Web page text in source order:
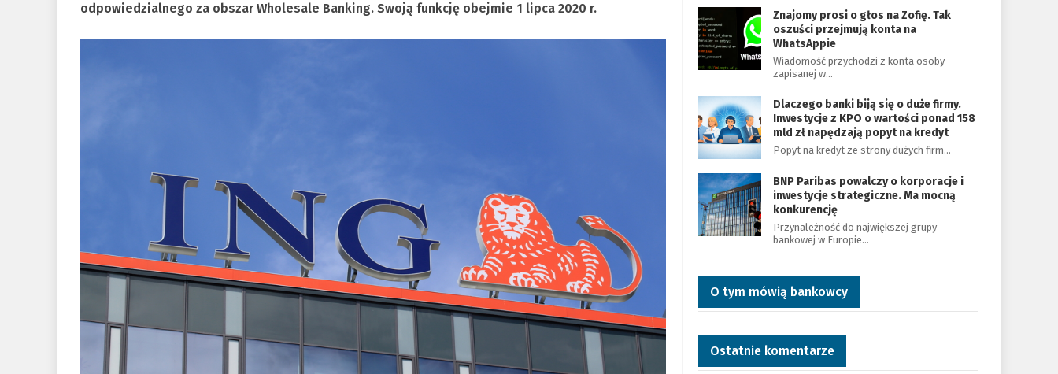
odpowiedzialnego za obszar Wholesale Banking. Swoją funkcję obejmie 1 lipca 2020 r.
Znajomy prosi o głos na Zofię. Tak
oszuści przejmują konta na
WhatsAppie
Wiadomość przychodzi z konta osoby
zapisanej w…
Dlaczego banki biją się o duże firmy.
Inwestycje z KPO o wartości ponad 158
mld zł napędzają popyt na kredyt
Popyt na kredyt ze strony dużych firm…
BNP Paribas powalczy o korporacje i
inwestycje strategiczne. Ma mocną
konkurencję
Przynależność do największej grupy
bankowej w Europie…
O tym mówią bankowcy
Ostatnie komentarze